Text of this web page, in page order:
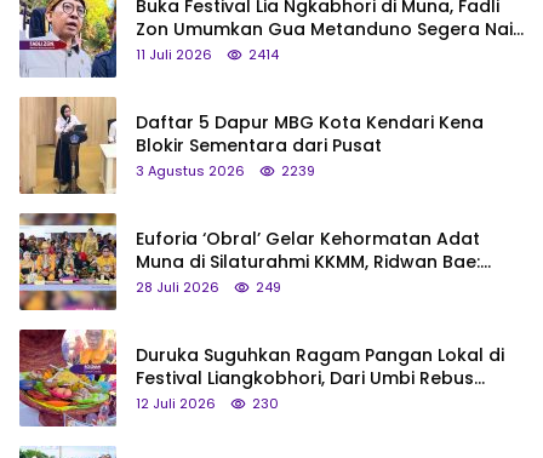
Buka Festival Lia Ngkabhori di Muna, Fadli
Zon Umumkan Gua Metanduno Segera Naik
Status Jadi Cagar Budaya Nasional
11 Juli 2026 2414
Daftar 5 Dapur MBG Kota Kendari Kena
Blokir Sementara dari Pusat
3 Agustus 2026 2239
Euforia ‘Obral’ Gelar Kehormatan Adat
Muna di Silaturahmi KKMM, Ridwan Bae:
Saya Bukan Tipe Begitu, Belum Pantas!
28 Juli 2026 249
Duruka Suguhkan Ragam Pangan Lokal di
Festival Liangkobhori, Dari Umbi Rebus
hingga Tumpeng Beras Muna
12 Juli 2026 230